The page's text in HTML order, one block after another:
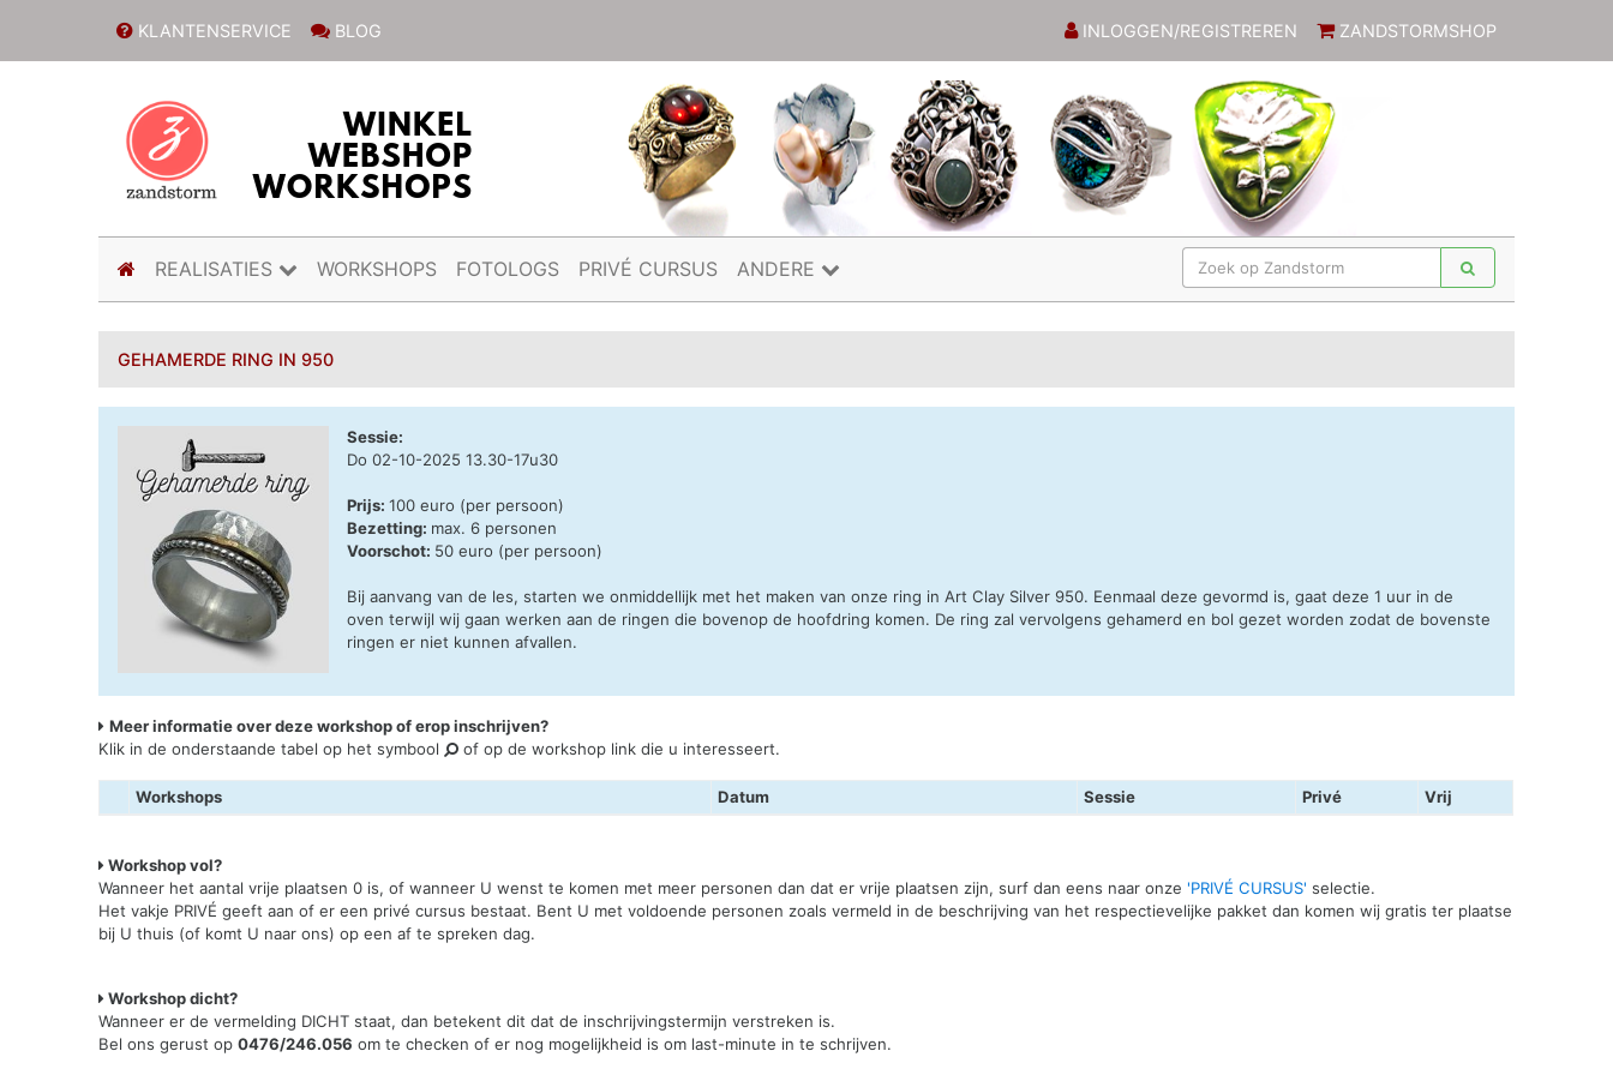
KLANTENSERVICE BLOG INLOGGEN/REGISTREREN ZANDSTORMSHOP
(current)
REALISATIES WORKSHOPS FOTOLOGS PRIVÉ CURSUS ANDERE
GEHAMERDE RING IN 950
Sessie:
Do 02-10-2025 13.30-17u30
Prijs:100 euro (per persoon)
Bezetting: max. 6 personen
Voorschot: 50 euro (per persoon)
Bij aanvang van de les, starten we onmiddellijk met het maken van onze ring in Art Clay Silver 950. Eenmaal deze gevormd is, gaat deze 1 uur in de
oven terwijl wij gaan werken aan de ringen die bovenop de hoofdring komen. De ring zal vervolgens gehamerd en bol gezet worden zodat de bovenste
ringen er niet kunnen afvallen.
Meer informatie over deze workshop of erop inschrijven?
Klik in de onderstaande tabel op het symbool
of op de workshop link die u interesseert.
Workshops Datum Sessie Privé Vrij
Workshop vol?
Wanneer het aantal vrije plaatsen 0 is, of wanneer U wenst te komen met meer personen dan dat er vrije plaatsen zijn, surf dan eens naar onze 'PRIVÉ CURSUS' selectie.
Het vakje PRIVÉ geeft aan of er een privé cursus bestaat. Bent U met voldoende personen zoals vermeld in de beschrijving van het respectievelijke pakket dan komen wij gratis ter plaatse
bij U thuis (of komt U naar ons) op een af te spreken dag.
Workshop dicht?
Wanneer er de vermelding DICHT staat, dan betekent dit dat de inschrijvingstermijn verstreken is.
Bel ons gerust op0476/246.056 om te checken of er nog mogelijkheid is om last-minute in te schrijven.